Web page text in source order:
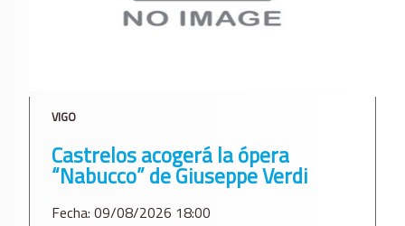
VIGO
Castrelos acogerá la ópera
“Nabucco” de Giuseppe Verdi
Fecha: 09/08/2026 18:00